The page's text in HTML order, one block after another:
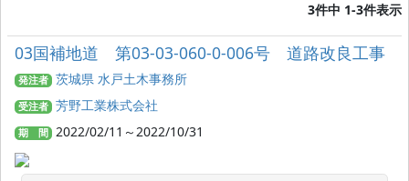
3件中 1-3件表示
03国補地道 第03-03-060-0-006号 道路改良工事
発注者 茨城県 水戸土木事務所
受注者 芳野工業株式会社
期 間 2022/02/11～2022/10/31